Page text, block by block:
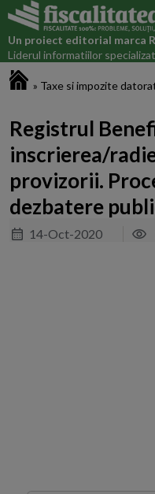
Un proiect editorial marca
Liderul informatiilor
» Taxe si impozite
Registrul
inscrierea/
provizorii.
dezbatere
14-Oct-2020